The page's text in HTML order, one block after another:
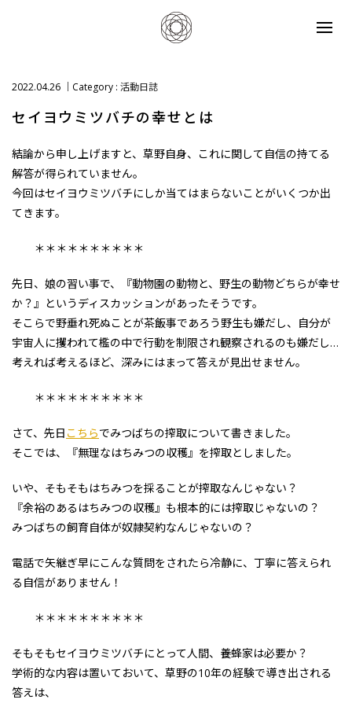
2022.04.26 Category : 活動日誌
セイヨウミツバチの幸せとは
結論から申し上げますと、草野自身、これに関して自信の持てる
解答が得られていません。
今回はセイヨウミツバチにしか当てはまらないことがいくつか出
てきます。
＊＊＊＊＊＊＊＊＊＊
先日、娘の習い事で、『動物園の動物と、野生の動物どちらが幸せ
か？』というディスカッションがあったそうです。
そこらで野垂れ死ぬことが茶飯事であろう野生も嫌だし、自分が
宇宙人に攫われて檻の中で行動を制限され観察されるのも嫌だし…
考えれば考えるほど、深みにはまって答えが見出せません。
＊＊＊＊＊＊＊＊＊＊
さて、先日 こちらでみつばちの搾取について書きました。
そこでは、『無理なはちみつの収穫』を搾取としました。
いや、そもそもはちみつを採ることが搾取なんじゃない？
『余裕のあるはちみつの収穫』も根本的には搾取じゃないの？
みつばちの飼育自体が奴隷契約なんじゃないの？
電話で矢継ぎ早にこんな質問をされたら冷静に、丁寧に答えられ
る自信がありません！
＊＊＊＊＊＊＊＊＊＊
そもそもセイヨウミツバチにとって人間、養蜂家は必要か？
学術的な内容は置いておいて、草野の10年の経験で導き出される
答えは、